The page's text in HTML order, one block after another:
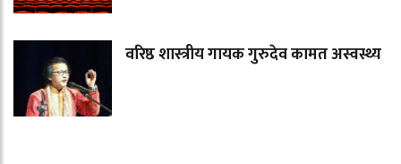
वरिष्ठ शास्त्रीय गायक गुरुदेव कामत अस्वस्थ्य